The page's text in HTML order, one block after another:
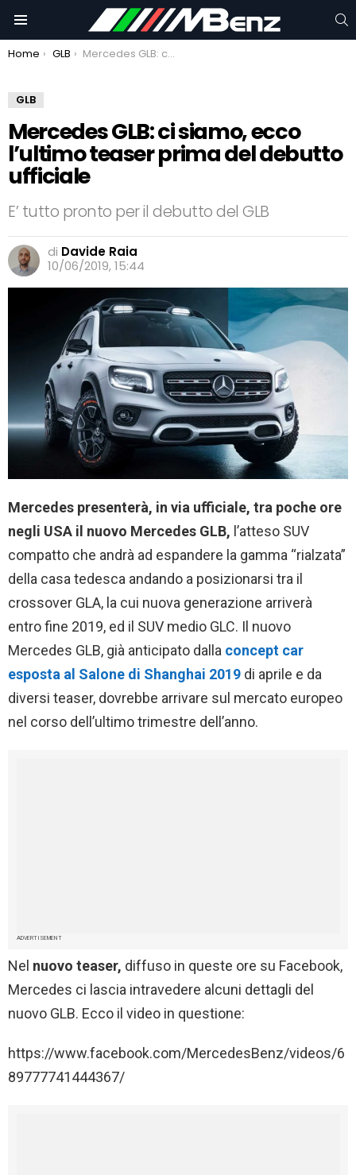
You are here:
Home GLB Mercedes GLB: ci siamo, ecco l’ultimo teaser prima del debutto ufficiale
GLB
Mercedes GLB: ci siamo, ecco
l’ultimo teaser prima del debutto
ufficiale
E’ tutto pronto per il debutto del GLB
di Davide Raia
10/06/2019, 15:44
Mercedes presenterà, in via ufficiale, tra poche ore
negli USA il nuovo Mercedes GLB, l’atteso SUV
compatto che andrà ad espandere la gamma “rialzata”
della casa tedesca andando a posizionarsi tra il
crossover GLA, la cui nuova generazione arriverà
entro fine 2019, ed il SUV medio GLC. Il nuovo
Mercedes GLB, già anticipato dalla concept car
esposta al Salone di Shanghai 2019 di aprile e da
diversi teaser, dovrebbe arrivare sul mercato europeo
nel corso dell’ultimo trimestre dell’anno.
ADVERTISEMENT
Nel nuovo teaser, diffuso in queste ore su Facebook,
Mercedes ci lascia intravedere alcuni dettagli del
nuovo GLB. Ecco il video in questione:
https://www.facebook.com/MercedesBenz/videos/6
89777741444367/